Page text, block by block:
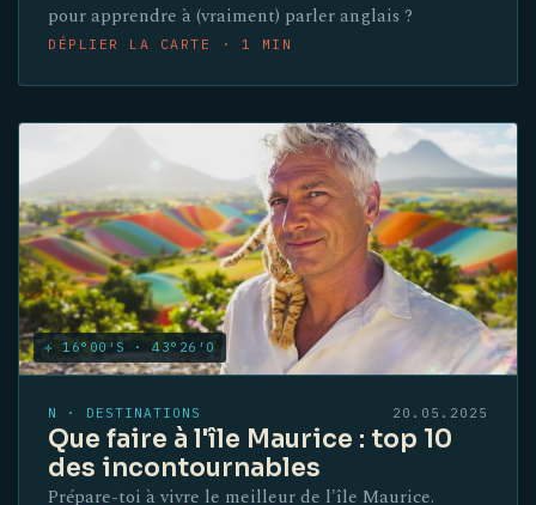
pour apprendre à (vraiment) parler anglais ?
DÉPLIER LA CARTE · 1 MIN
✛ 16°00′S · 43°26′O
N · DESTINATIONS 20.05.2025
Que faire à l'île Maurice : top 10
des incontournables
Prépare-toi à vivre le meilleur de l'île Maurice.